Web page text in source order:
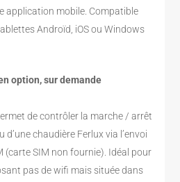
application mobile. Compatible
Androïd, iOS ou Windows
option, sur demande
de contrôler la marche / arrêt
d’une chaudière Ferlux via l’envoi
(carte SIM non fournie). Idéal pour
pas de wifi mais située dans